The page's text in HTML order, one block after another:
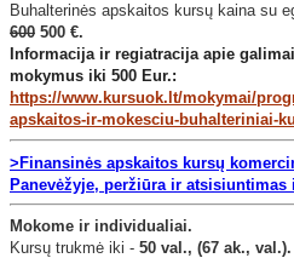
Buhalterinės apskaitos kursų kaina su
600 500 €.
Informacija ir regiatracija apie
mokymus iki 500 Eur.:
https://www.kursuok.lt/mokymai/
apskaitos-ir-mokesciu-buhalteriniai-
>Finansinės apskaitos kursų
Panevėžyje, peržiūra ir atsisiuntimas
Mokome ir individualiai.
Kursų trukmė iki - 50 val., (67 ak., val.).